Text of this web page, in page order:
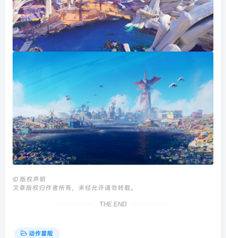
© 版权声明
文章版权归作者所有，未经允许请勿转载。
THE END
动作冒险